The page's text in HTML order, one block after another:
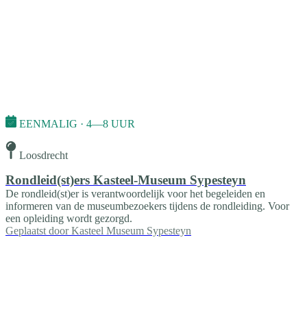
EENMALIG · 4—8 UUR
Loosdrecht
Rondleid(st)ers Kasteel-Museum Sypesteyn
De rondleid(st)er is verantwoordelijk voor het begeleiden en
informeren van de museumbezoekers tijdens de rondleiding. Voor
een opleiding wordt gezorgd.
Geplaatst door Kasteel Museum Sypesteyn